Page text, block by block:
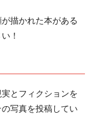
描かれた本がある
！
とフィクションを
写真を投稿してい